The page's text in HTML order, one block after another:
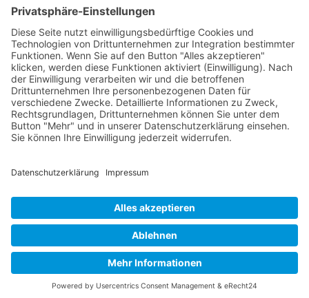
Impressum
Datenschutz
Kooperation
Werbung
Presse- und Öffentlichkeitsarbeit
Aktuelles
Themenwelt
Geprüfter Franchisegeber
© 2023 Franchisevergleich.eu
Facebook-f Twitter Youtube